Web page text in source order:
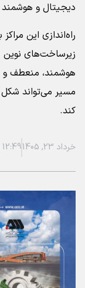
دیجیتال و
راه‌اندازی این
زیرساخت‌های
هوشمند، منعطف و
مسیر می‌تواند شکل
کند.
خرداد 23, 1405 12:49